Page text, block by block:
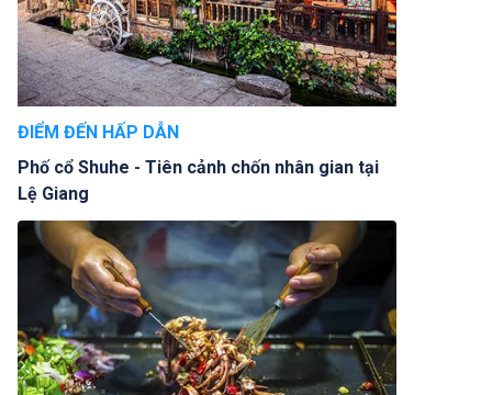
ĐIỂM ĐẾN HẤP DẪN
Phố cổ Shuhe - Tiên cảnh chốn nhân gian tại
Lệ Giang